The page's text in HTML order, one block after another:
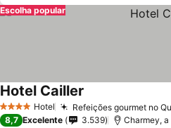
Escolha popular
4 EstrelasHotel Refeições gourmet no
Hotel Cailler
8,7 Excelente 3.539 Charmey,